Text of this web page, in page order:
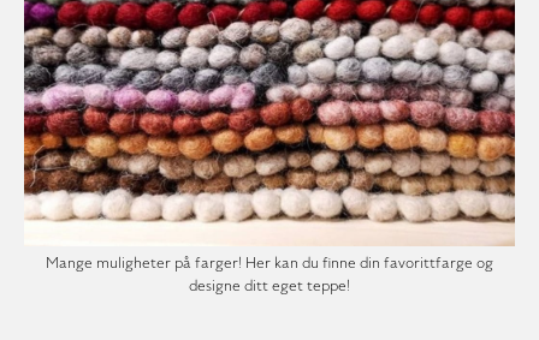
Mange muligheter på farger! Her kan du finne din favorittfarge og
designe ditt eget teppe!